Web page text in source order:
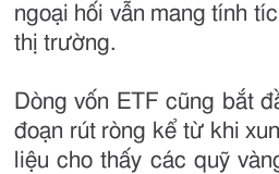
ngoại hối vẫn mang tính
thị trường.
Dòng vốn ETF cũng bắt
đoạn rút ròng kể từ khi
liệu cho thấy các quỹ